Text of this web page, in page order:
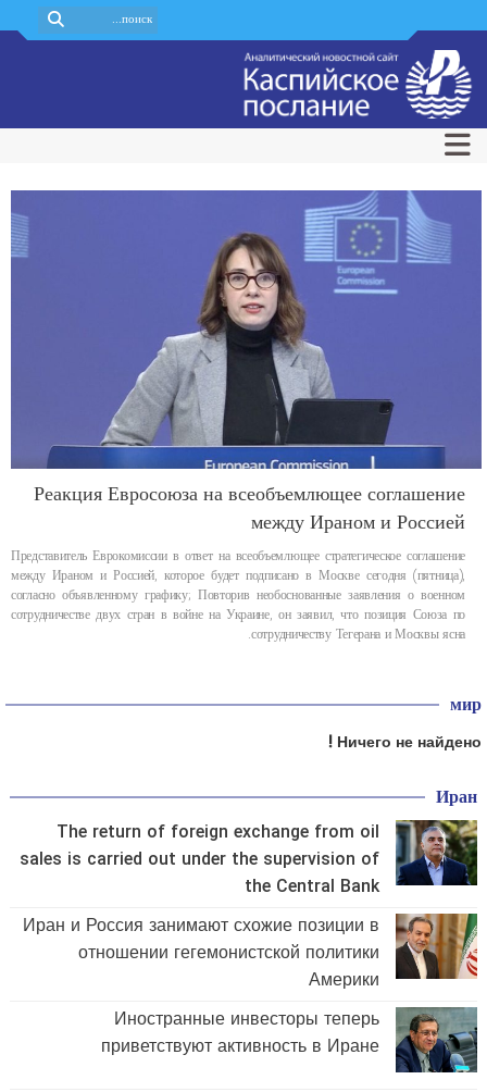
Реакция Евросоюза на всеобъемлющее соглашение
между Ираном и Россией
Представитель Еврокомиссии в ответ на всеобъемлющее стратегическое соглашение
между Ираном и Россией, которое будет подписано в Москве сегодня (пятница),
согласно объявленному графику; Повторив необоснованные заявления о военном
сотрудничестве двух стран в войне на Украине, он заявил, что позиция Союза по
сотрудничеству Тегерана и Москвы ясна.
мир
Ничего не найдено !
Иран
The return of foreign exchange from oil
sales is carried out under the supervision of
the Central Bank
Иран и Россия занимают схожие позиции в
отношении гегемонистской политики
Америки
Иностранные инвесторы теперь
приветствуют активность в Иране